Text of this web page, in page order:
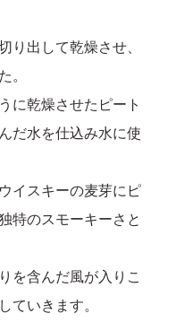
り出して乾燥させ、
。
に乾燥させたピート
だ水を仕込み水に使
イスキーの麦芽にピ
特のスモーキーさと
を含んだ風が入りこ
ていきます。